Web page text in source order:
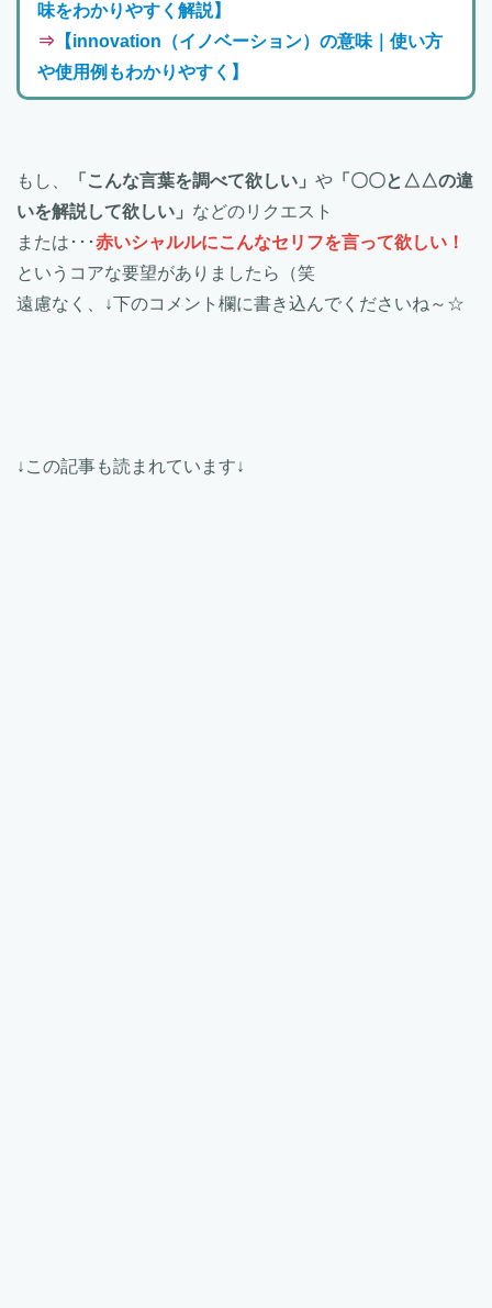
味をわかりやすく解説】
⇒ 【innovation（イノベーション）の意味｜使い方
や使用例もわかりやすく】
もし、 「こんな言葉を調べて欲しい」 や 「〇〇と△△の違
いを解説して欲しい」 などのリクエスト
または･･･赤いシャルルにこんなセリフを言って欲しい！
というコアな要望がありましたら（笑
遠慮なく、↓下のコメント欄に書き込んでくださいね～☆
↓この記事も読まれています↓